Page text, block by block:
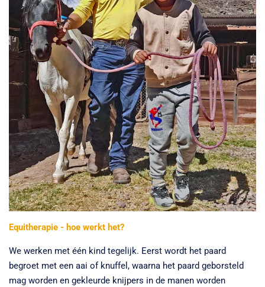
Equitherapie - hoe werkt het?
We werken met één kind tegelijk. Eerst wordt het paard
begroet met een aai of knuffel, waarna het paard geborsteld
mag worden en gekleurde knijpers in de manen worden